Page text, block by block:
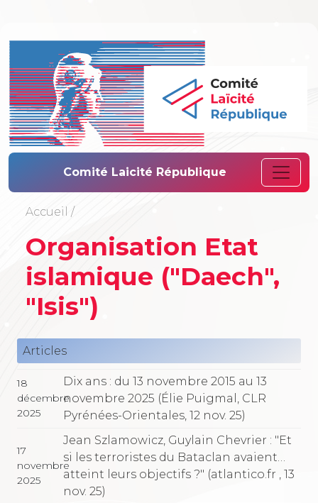
Comité Laïcité
Comité Laicité République
Accueil /
Organisation Etat
islamique ("Daech",
"Isis")
Articles
18
décembre
2025
Dix ans : du 13 novembre 2015 au 13
novembre 2025 (Élie Puigmal, CLR
Pyrénées-Orientales, 12 nov. 25)
17
novembre
2025
Jean Szlamowicz, Guylain Chevrier : "Et
si les terroristes du Bataclan avaient…
atteint leurs objectifs ?" (atlantico.fr , 13
nov. 25)